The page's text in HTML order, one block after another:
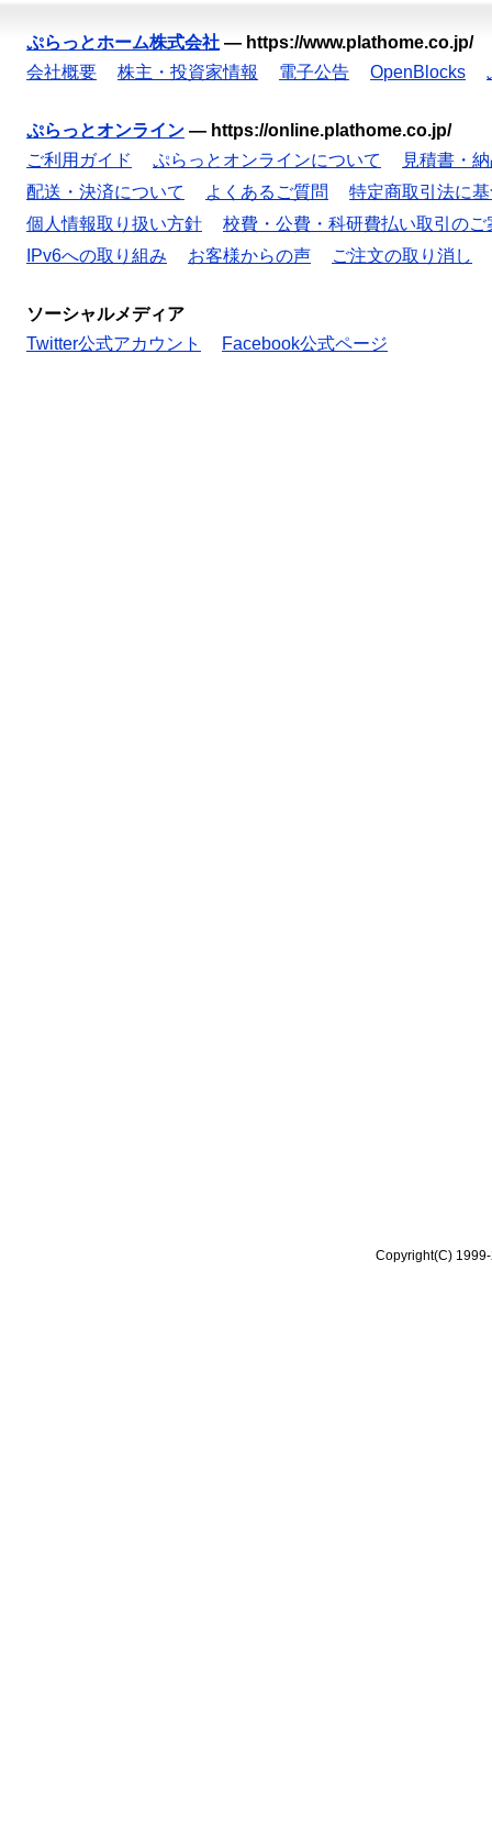
ぷらっとホーム株式会社 — https://www.plathome.co.jp/
会社概要
株主・投資家情報 電子公告 OpenBlocks
ぷらっとオンライン — https://online.plathome.co.jp/
ご利用ガイド
ぷらっとオンラインについて
見積書・
配送・決済について
よくあるご質問
特定商取引法に
個人情報取り扱い方針
校費・公費・科研費払い取引のご
IPv6への取り組み
お客様からの声 ご注文の取り消し
ソーシャルメディア
Twitter公式アカウント
Facebook公式ページ
Copyright(C)